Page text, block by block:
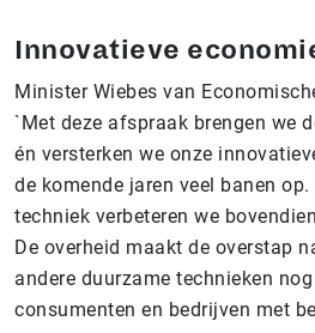
Innovatieve
Minister Wiebes van
`Met deze afspraak brengen we
én versterken we onze
de komende jaren veel banen
techniek verbeteren we
De overheid maakt de overstap
andere duurzame technieken
consumenten en bedrijven met